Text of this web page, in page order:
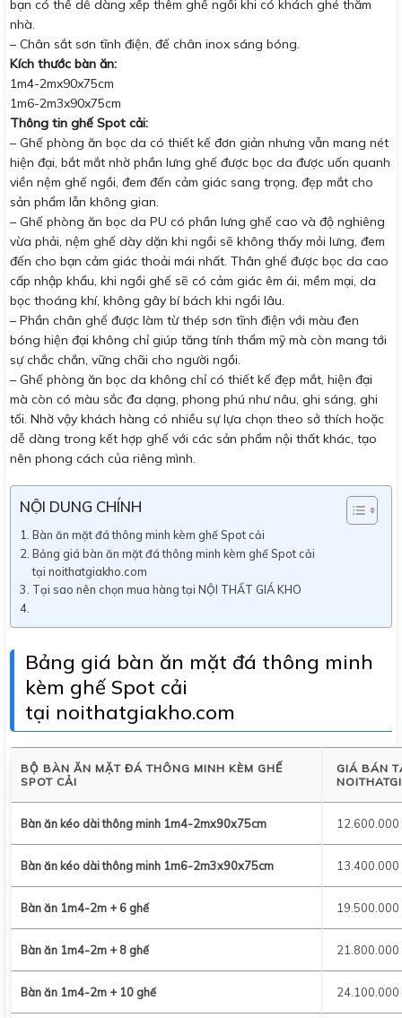
bạn có thể dễ dàng xếp thêm ghế ngồi khi có khách ghé thăm
nhà.
– Chân sắt sơn tĩnh điện, đế chân inox sáng bóng.
Kích thước bàn ăn:
1m4-2mx90x75cm
1m6-2m3x90x75cm
Thông tin ghế Spot cải:
– Ghế phòng ăn bọc da có thiết kế đơn giản nhưng vẫn mang nét
hiện đại, bắt mắt nhờ phần lưng ghế được bọc da được uốn quanh
viền nệm ghế ngồi, đem đến cảm giác sang trọng, đẹp mắt cho
sản phẩm lẫn không gian.
– Ghế phòng ăn bọc da PU có phần lưng ghế cao và độ nghiêng
vừa phải, nệm ghế dày dặn khi ngồi sẽ không thấy mỏi lưng, đem
đến cho bạn cảm giác thoải mái nhất. Thân ghế được bọc da cao
cấp nhập khẩu, khi ngồi ghế sẽ có cảm giác êm ái, mềm mại, da
bọc thoáng khí, không gây bí bách khi ngồi lâu.
– Phần chân ghế được làm từ thép sơn tĩnh điện với màu đen
bóng hiện đại không chỉ giúp tăng tính thẩm mỹ mà còn mang tới
sự chắc chắn, vững chãi cho người ngồi.
– Ghế phòng ăn bọc da không chỉ có thiết kế đẹp mắt, hiện đại
mà còn có màu sắc đa dạng, phong phú như nâu, ghi sáng, ghi
tối. Nhờ vậy khách hàng có nhiều sự lựa chọn theo sở thích hoặc
dễ dàng trong kết hợp ghế với các sản phẩm nội thất khác, tạo
nên phong cách của riêng mình.
NỘI DUNG CHÍNH
Bàn ăn mặt đá thông minh kèm ghế Spot cải
Bảng giá bàn ăn mặt đá thông minh kèm ghế Spot cải
tại noithatgiakho.com
Tại sao nên chọn mua hàng tại NỘI THẤT GIÁ KHO
Bảng giá bàn ăn mặt đá thông minh
kèm ghế Spot cải
tại noithatgiakho.com
BỘ BÀN ĂN MẶT ĐÁ THÔNG MINH KÈM GHẾ
SPOT CẢI
GIÁ BÁN
Bàn ăn kéo dài thông minh 1m4-2mx90x75cm 12.600.000
Bàn ăn kéo dài thông minh 1m6-2m3x90x75cm 13.400.000
Bàn ăn 1m4-2m + 6 ghế 19.500.000
Bàn ăn 1m4-2m + 8 ghế 21.800.000
Bàn ăn 1m4-2m + 10 ghế 24.100.000